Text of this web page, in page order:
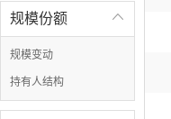

规模份额
规模变动
持有人结构